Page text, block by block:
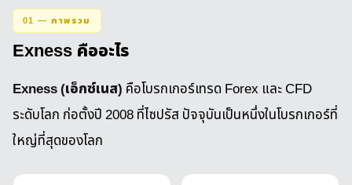
01 — ภาพรวม
Exness คืออะไร
Exness (เอ็กซ์เนส) คือโบรกเกอร์เทรด Forex และ CFD
ระดับโลก ก่อตั้งปี 2008 ที่ไซปรัส ปัจจุบันเป็นหนึ่งในโบรกเกอร์ที่
ใหญ่ที่สุดของโลก